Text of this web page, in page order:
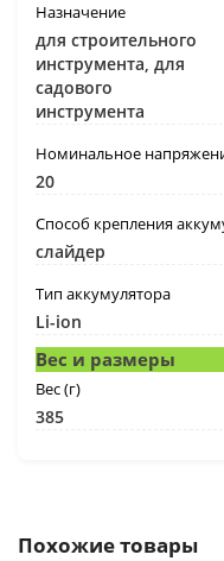
Назначение
для строительного
инструмента, для
садового
инструмента
Номинальное
20
Способ крепления
слайдер
Тип аккумулятора
Li-ion
Вес и размеры
Вес (г)
385
Похожие товары